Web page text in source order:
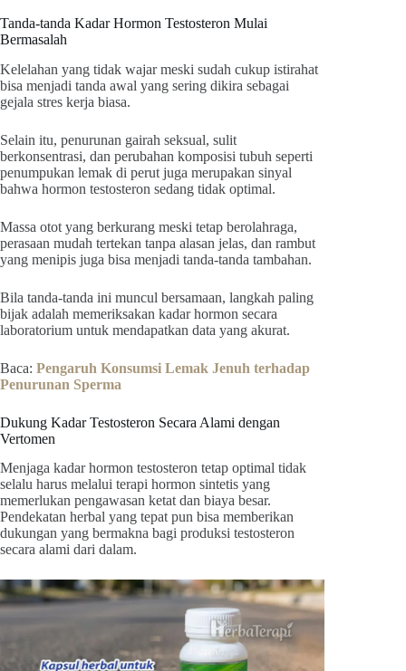
Tanda-tanda Kadar Hormon Testosteron Mulai
Bermasalah
Kelelahan yang tidak wajar meski sudah cukup istirahat
bisa menjadi tanda awal yang sering dikira sebagai
gejala stres kerja biasa.
Selain itu, penurunan gairah seksual, sulit
berkonsentrasi, dan perubahan komposisi tubuh seperti
penumpukan lemak di perut juga merupakan sinyal
bahwa hormon testosteron sedang tidak optimal.
Massa otot yang berkurang meski tetap berolahraga,
perasaan mudah tertekan tanpa alasan jelas, dan rambut
yang menipis juga bisa menjadi tanda-tanda tambahan.
Bila tanda-tanda ini muncul bersamaan, langkah paling
bijak adalah memeriksakan kadar hormon secara
laboratorium untuk mendapatkan data yang akurat.
Baca: Pengaruh Konsumsi Lemak Jenuh terhadap
Penurunan Sperma
Dukung Kadar Testosteron Secara Alami dengan
Vertomen
Menjaga kadar hormon testosteron tetap optimal tidak
selalu harus melalui terapi hormon sintetis yang
memerlukan pengawasan ketat dan biaya besar.
Pendekatan herbal yang tepat pun bisa memberikan
dukungan yang bermakna bagi produksi testosteron
secara alami dari dalam.